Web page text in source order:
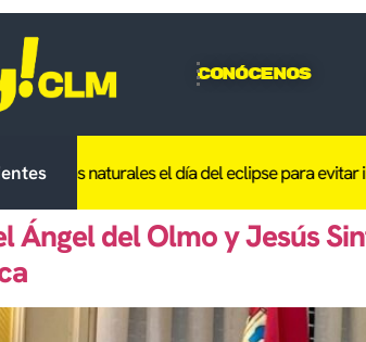
Conócenos
naturales el día del eclipse para evitar
Ángel del Olmo y Jesús